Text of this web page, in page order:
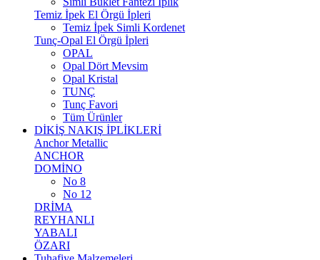
Temiz İpek El Örgü İpleri
Temiz İpek Simli Kordenet
Tunç-Opal El Örgü İpleri
OPAL
Opal Dört Mevsim
Opal Kristal
TUNÇ
Tunç Favori
Tüm Ürünler
DİKİŞ NAKIŞ İPLİKLERİ
Anchor Metallic
ANCHOR
DOMİNO
No 8
No 12
DRİMA
REYHANLI
YABALI
ÖZARI